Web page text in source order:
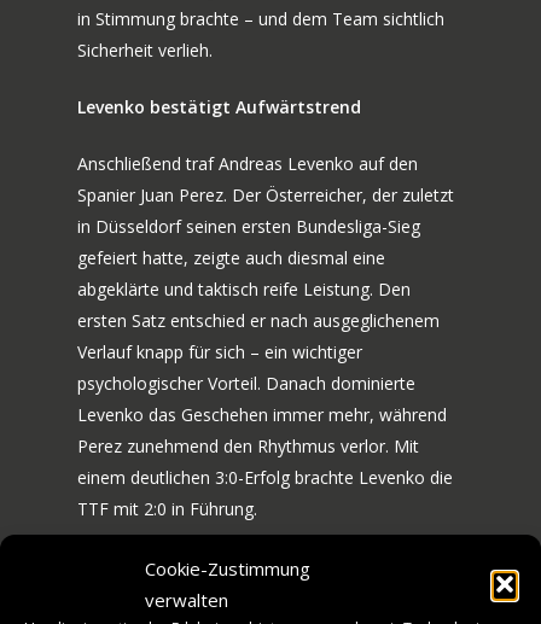
Cookie-Zustimmung
verwalten
in Stimmung brachte – und dem Team sichtlich
Sicherheit verlieh.
Levenko bestätigt Aufwärtstrend
Anschließend traf Andreas Levenko auf den
Spanier Juan Perez. Der Österreicher, der zuletzt
in Düsseldorf seinen ersten Bundesliga-Sieg
gefeiert hatte, zeigte auch diesmal eine
abgeklärte und taktisch reife Leistung. Den
ersten Satz entschied er nach ausgeglichenem
Verlauf knapp für sich – ein wichtiger
psychologischer Vorteil. Danach dominierte
Levenko das Geschehen immer mehr, während
Perez zunehmend den Rhythmus verlor. Mit
einem deutlichen 3:0-Erfolg brachte Levenko die
TTF mit 2:0 in Führung.
Abiodun sorgt für den Schlusspunkt
70 JAHRE TTF
MANNSCHAFT